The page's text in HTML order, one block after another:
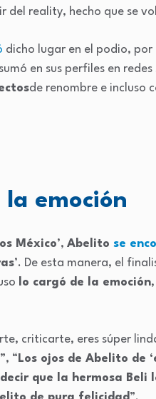
del reality, hecho que se
dicho lugar en el podio, por
en sus perfiles en redes
de renombre e incluso
emoción
México’, Abelito se
’. De esta manera, el
lo cargó de la emoción
criticarte, eres súper
”, “ Los ojos de Abelito de
que la hermosa Beli